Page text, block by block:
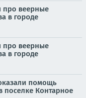
про веерные
в городе
про веерные
в городе
помощь
поселке Контарное